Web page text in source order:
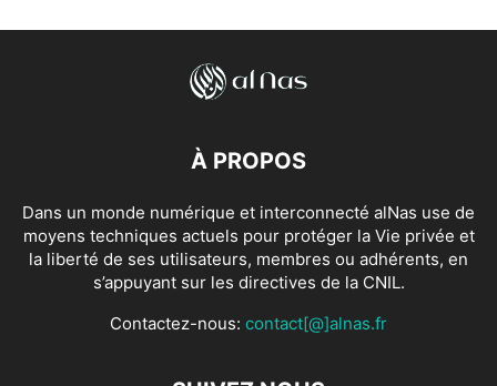
À PROPOS
Dans un monde numérique et interconnecté alNas use de
moyens techniques actuels pour protéger la Vie privée et
la liberté de ses utilisateurs, membres ou adhérents, en
s’appuyant sur les directives de la CNIL.
Contactez-nous: contact[@]alnas.fr